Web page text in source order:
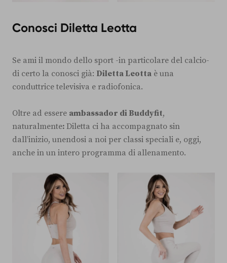
Conosci Diletta Leotta
Se ami il mondo dello sport -in particolare del calcio-
di certo la conosci già: Diletta Leotta è una
conduttrice televisiva e radiofonica.
Oltre ad essere ambassador di Buddyfit,
naturalmente: Diletta ci ha accompagnato sin
dall’inizio, unendosi a noi per classi speciali e, oggi,
anche in un intero programma di allenamento.